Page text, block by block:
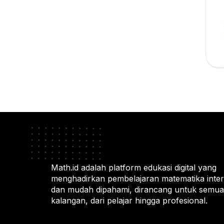
Math.id adalah platform edukasi digital yang
menghadirkan pembelajaran matematika
dan mudah dipahami, dirancang untuk semua
kalangan, dari pelajar hingga profesional.